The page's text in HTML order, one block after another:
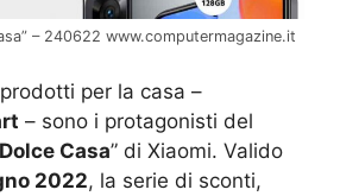
– 240622 www.computermagazine.it
per la casa –
– sono i protagonisti del
Casa” di Xiaomi. Valido
2022, la serie di sconti,